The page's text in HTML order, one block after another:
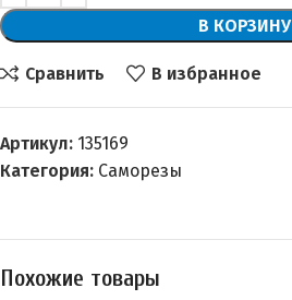
В КОРЗИНУ
Сравнить В избранное
Артикул: 135169
Категория: Саморезы
Похожие товары